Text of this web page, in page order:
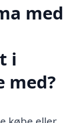
med
i
med?